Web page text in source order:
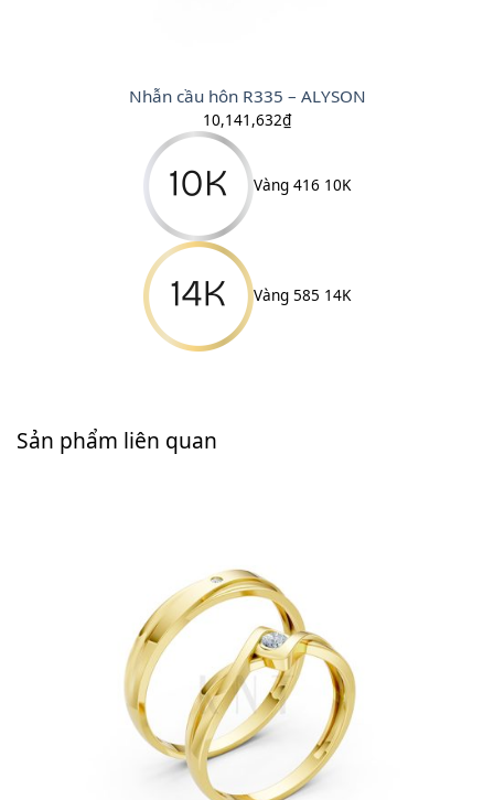
Nhẫn cầu hôn R335 – ALYSON
10,141,632₫
Vàng 416 10K
Vàng 585 14K
Sản phẩm liên quan